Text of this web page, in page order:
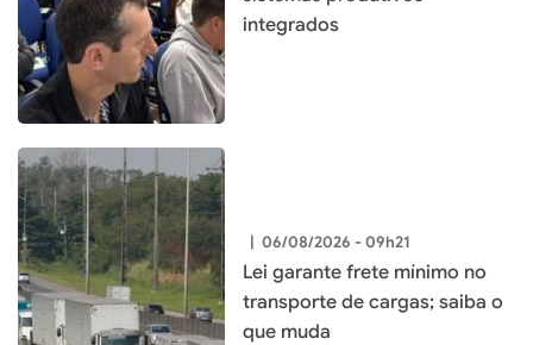
integrados
| 06/08/2026 - 09h21
Lei garante frete mínimo no
transporte de cargas; saiba o
que muda